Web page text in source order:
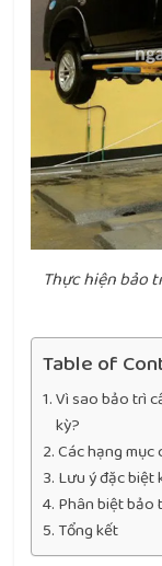
Thực hiện bảo
Table of
Vì sao bảo trì
kỳ?
Các hạng
Lưu ý đặc biệt
Phân biệt bảo
Tổng kết